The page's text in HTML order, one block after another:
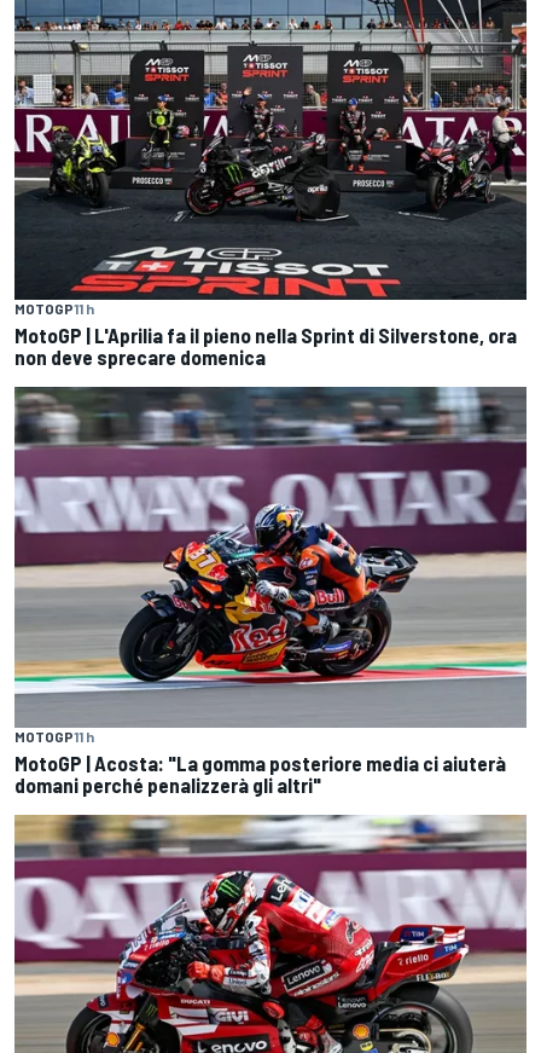
MOTOGP11 h
MotoGP | L'Aprilia fa il pieno nella Sprint di Silverstone, ora
non deve sprecare domenica
MOTOGP11 h
MotoGP | Acosta: "La gomma posteriore media ci aiuterà
domani perché penalizzerà gli altri"